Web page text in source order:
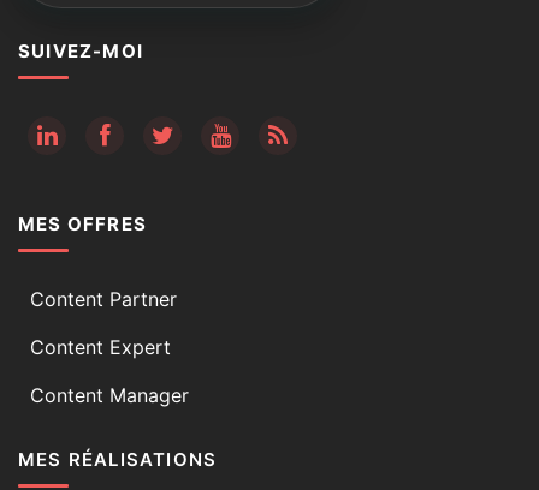
SUIVEZ-MOI
RSS
MES OFFRES
Content Partner
Content Expert
Content Manager
MES RÉALISATIONS